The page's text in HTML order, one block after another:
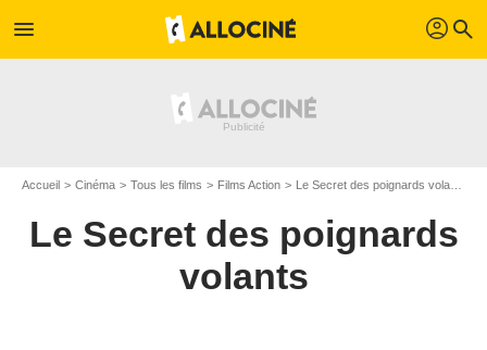
menu profil search
Accueil Cinéma Tous les films Films Action Le Secret des poignards volants
Le Secret des poignards
volants